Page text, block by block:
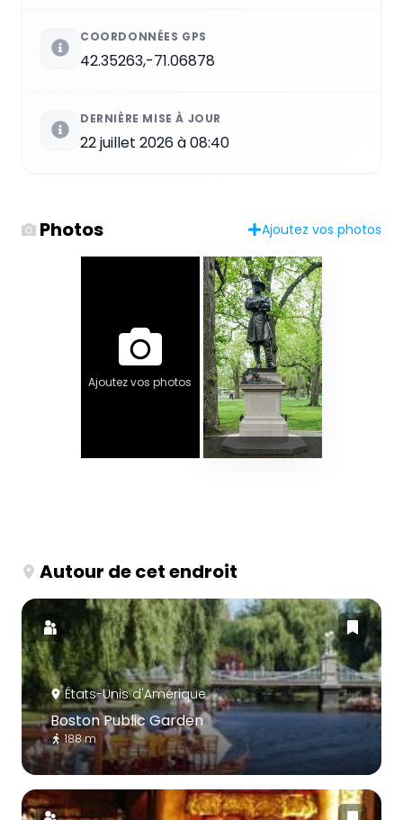
COORDONNÉES GPS
42.35263,-71.06878
DERNIÈRE MISE À JOUR
22 juillet 2026 à 08:40
Photos Ajoutez vos photos
Ajoutez vos photos
Autour de cet endroit
États-Unis d'Amérique
Boston Public Garden
188 m